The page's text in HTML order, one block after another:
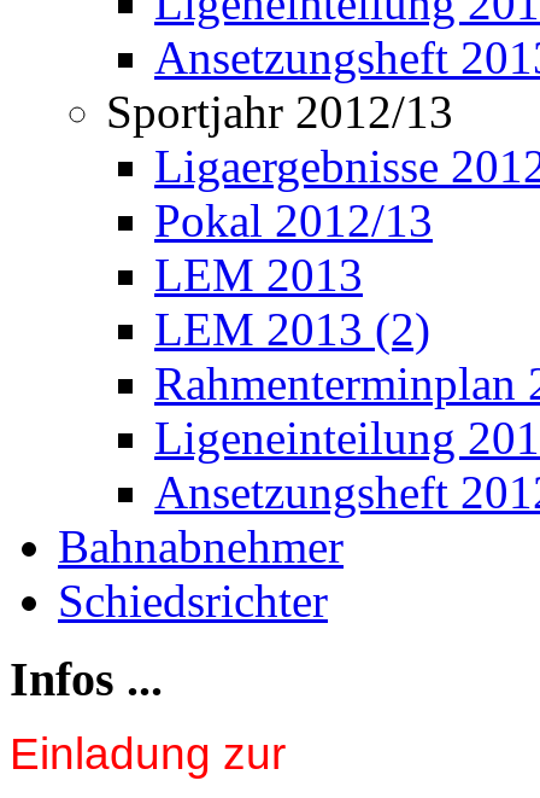
Ansetzungsheft
Sportjahr 2012/13
Ligaergebnisse
Pokal 2012/13
LEM 2013
LEM 2013 (2)
Rahmenterminplan
Ligeneinteilung
Ansetzungsheft
Bahnabnehmer
Schiedsrichter
Infos ...
Einladung zur